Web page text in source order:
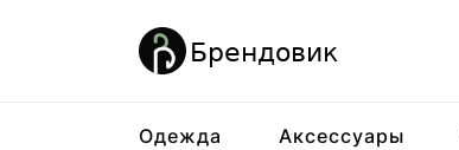
Одежда Аксессуары